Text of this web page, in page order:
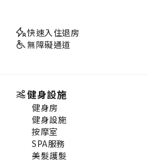
快速入住退房
無障礙通道
健身設施
健身房
健身設施
按摩室
SPA服務
美髮護髮